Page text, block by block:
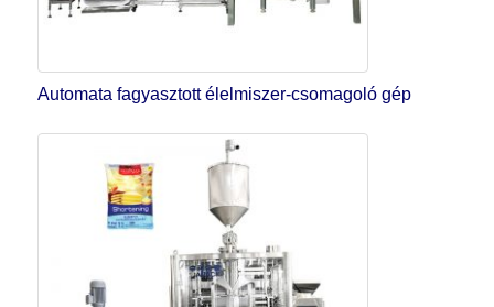
Automata fagyasztott élelmiszer-csomagoló gép